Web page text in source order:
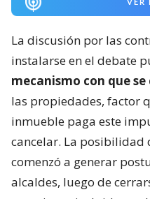
La discusión por las
instalarse en el debate
mecanismo con que
las propiedades, factor
inmueble paga este
cancelar. La posibilidad
comenzó a generar
alcaldes, luego de